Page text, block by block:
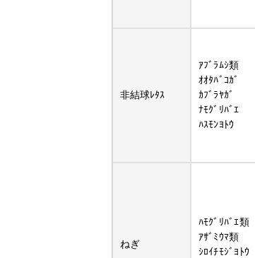
非結球ﾚﾀｽ
ｱﾌﾞﾗﾑｼ類
ｵｵﾀﾊﾞｺｶﾞ
ｶﾌﾞﾗﾔｶﾞ
ﾅﾓｸﾞﾘﾊﾞｴ
ﾊｽﾓﾝﾖﾄｳ
ねぎ
ﾊﾓｸﾞﾘﾊﾞｴ類
ｱｻﾞﾐｳﾏ類
ｼﾛｲﾁﾓｼﾞﾖﾄｳ